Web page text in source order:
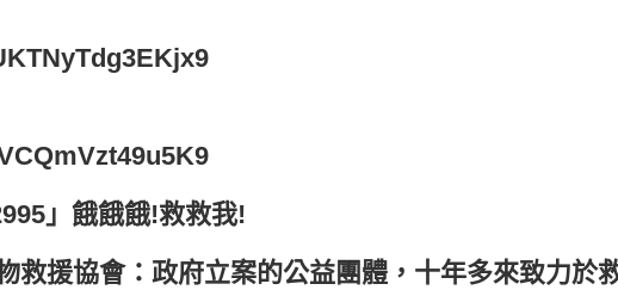
」餓餓餓!救救我!
救援協會：政府立案的公益團體，十年多來致力於